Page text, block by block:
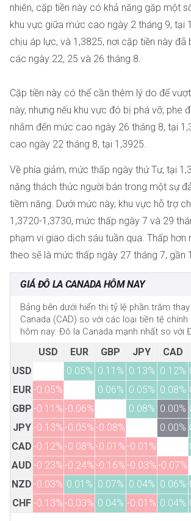
nhiên, cặp tiền này có khả năng gặp một
khu vực giữa mức cao ngày 2 tháng 9, tại
chịu áp lực, và 1,3825, nơi cặp tiền này đã
các ngày 22, 25 và 26 tháng 8.
Cặp tiền này có thể cần thêm lý do để
này, nhưng nếu khu vực đó bị phá vỡ, phe
nhắm đến mức cao ngày 26 tháng 8, tại
cao ngày 22 tháng 8, tại 1,3925.
Về phía giảm, mức thấp ngày thứ Tư, tại
năng thách thức người bán trong một sự
tiềm năng. Dưới mức này, khu vực hỗ trợ
1,3720-1,3730, mức thấp ngày 7 và 29
phạm vi giao dịch sáu tuần qua. Thấp hơn
theo sẽ là mức thấp ngày 27 tháng 7, gần
GIÁ ĐÔ LA CANADA HÔM NAY
Bảng bên dưới hiển thị tỷ lệ phần trăm
Canada (CAD) so với các loại tiền tệ
hôm nay. Đô la Canada mạnh nhất so với
USD EUR GBP JPY CAD
USD
0.05% 0.11% 0.13% 0.12%
EUR -0.05% 0.06% 0.05% 0.08%
GBP -0.11% -0.06% 0.08% 0.00%
JPY -0.13% -0.05% -0.08% 0.00%
CAD -0.12% -0.08% -0.01% -0.01%
AUD -0.23% -0.24% -0.16% -0.03% -0.07%
NZD -0.03% 0.01% 0.07% 0.04% 0.06%
CHF -0.13% -0.03% 0.04% -0.01% 0.04%